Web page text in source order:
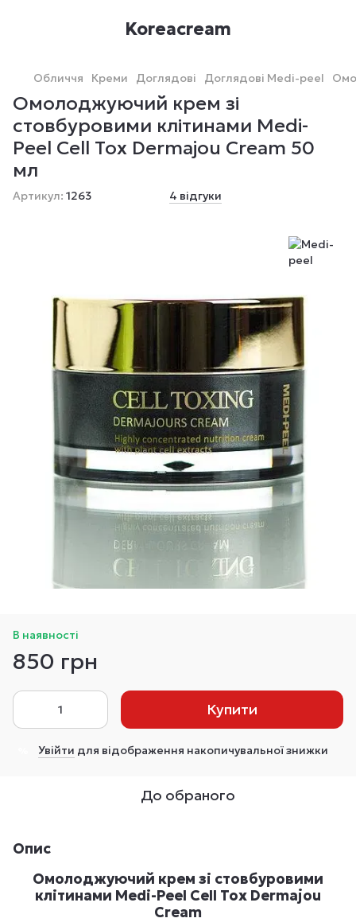
Koreacream
Обличчя Креми Доглядові Доглядові Medi-peel
Омолоджуючий крем зі
стовбуровими клітинами Medi-
Peel Cell Tox Dermajou Cream 50
мл
Артикул: 1263 4 відгуки
В наявності
850 грн
Купити
Увійти для відображення накопичувальної знижки
До обраного
Опис
Омолоджуючий крем зі стовбуровими
клітинами Medi-Peel Cell Tox Dermajou
Cream